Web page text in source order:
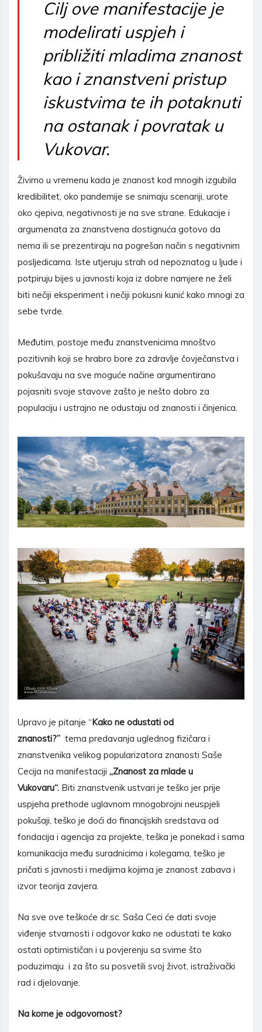
Cilj ove manifestacije je
modelirati uspjeh i
približiti mladima znanost
kao i znanstveni pristup
iskustvima te ih potaknuti
na ostanak i povratak u
Vukovar.
Živimo u vremenu kada je znanost kod mnogih izgubila
kredibilitet, oko pandemije se snimaju scenariji, urote
oko cjepiva, negativnosti je na sve strane. Edukacije i
argumenata za znanstvena dostignuća gotovo da
nema ili se prezentiraju na pogrešan način s negativnim
posljedicama. Iste utjeruju strah od nepoznatog u ljude i
potpiruju bijes u javnosti koja iz dobre namjere ne želi
biti nečiji eksperiment i nečiji pokusni kunić kako mnogi za
sebe tvrde.
Međutim, postoje među znanstvenicima mnoštvo
pozitivnih koji se hrabro bore za zdravlje čovječanstva i
pokušavaju na sve moguće načine argumentirano
pojasniti svoje stavove zašto je nešto dobro za
populaciju i ustrajno ne odustaju od znanosti i činjenica.
Upravo je pitanje “Kako ne odustati od
znanosti?” tema predavanja uglednog fizičara i
znanstvenika velikog popularizatora znanosti Saše
Cecija na manifestaciji „Znanost za mlade u
Vukovaru“. Biti znanstvenik ustvari je teško jer prije
uspjeha prethode uglavnom mnogobrojni neuspjeli
pokušaji, teško je doći do financijskih sredstava od
fondacija i agencija za projekte, teška je ponekad i sama
komunikacija među suradnicima i kolegama, teško je
pričati s javnosti i medijima kojima je znanost zabava i
izvor teorija zavjera.
Na sve ove teškoće dr.sc. Saša Ceci će dati svoje
viđenje stvarnosti i odgovor kako ne odustati te kako
ostati optimističan i u povjerenju sa svime što
poduzimaju i za što su posvetili svoj život, istraživački
rad i djelovanje.
Na kome je odgovornost?